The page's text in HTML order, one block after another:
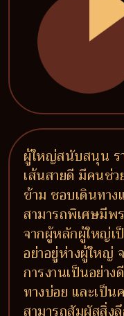
ผู้ใหญ่สนับสนุน ร
เส้นสายดี มีคนช่ว
ข้าม ชอบเดินทา
สามารถพิเศษมีพ
จากผู้หลักผู้ใหญ่เ
อย่าอยู่ห่างผู้ใหญ่
การงานเป็นอย่าง
ทางบ่อย และเป็น